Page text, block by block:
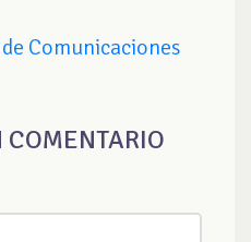
Comunicaciones